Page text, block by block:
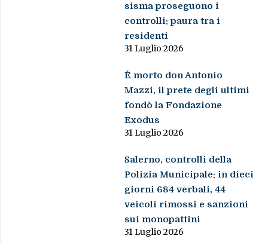
sisma proseguono i
controlli: paura tra i
residenti
31 Luglio 2026
È morto don Antonio
Mazzi, il prete degli ultimi
fondò la Fondazione
Exodus
31 Luglio 2026
Salerno, controlli della
Polizia Municipale: in dieci
giorni 684 verbali, 44
veicoli rimossi e sanzioni
sui monopattini
31 Luglio 2026